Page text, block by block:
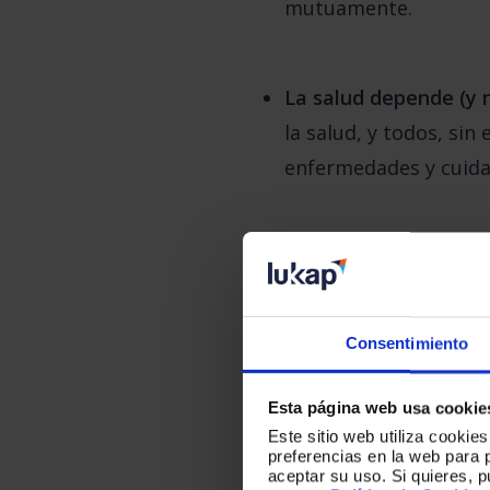
Consentimiento
Esta página web usa
Este sitio web utiliza
preferencias en la web para
aceptar su uso. Si quieres,
mutuamente.
La salud depende (y
la salud, y todos, sin
enfermedades y
Hay elementos
renovar o contratar
El poder de las